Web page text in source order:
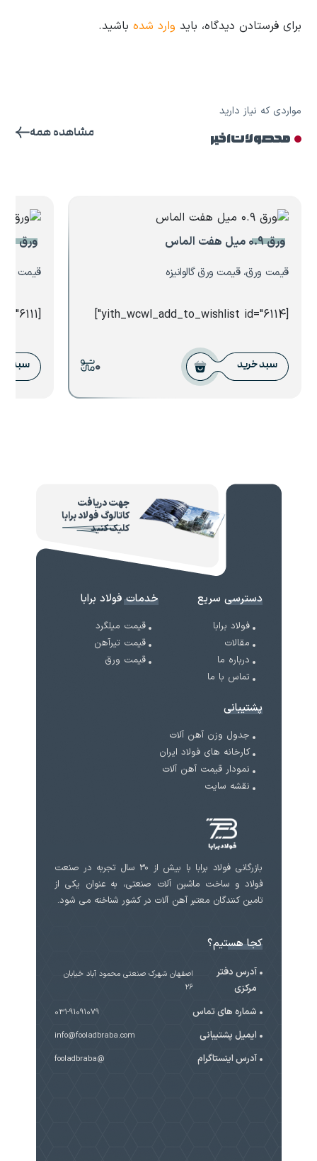
برای فرستادن دیدگاه، باید وارد شده باشید.
مواردی که نیاز دارید
محصولات اخیر مشاهده همه
ورق ۰.۹ میل هفت الماس
قیمت ورق، قیمت ورق گالوانیزه
[yith_wcwl_add_to_wishlist id="6114"]
سبد خرید 0
ورق
قیمت
[yith_wcwl_add_to_wishlist id="6111"]
سبد
جهت دریافت
کاتالوگ فولاد برابا
کلیک کنید
دسترسی سریع
فولاد برابا
مقالات
درباره ما
تماس با ما
خدمات فولاد برابا
قیمت میلگرد
قیمت تیرآهن
قیمت ورق
پشتیبانی
جدول وزن آهن آلات
کارخانه های فولاد ایران
نمودار قیمت آهن آلات
نقشه سایت
بازرگانی فولاد برابا با بیش از 30 سال تجربه در صنعت
فولاد و ساخت ماشین آلات صنعتی، به عنوان یکی از
تامین کنندگان معتبر آهن آلات در کشور شناخته می شود.
کجا هستیم؟
آدرس دفتر
مرکزی
اصفهان شهرک صنعتی محمود آباد خیابان
۲۶
شماره های تماس 031-91091079
ایمیل پشتیبانی info@fooladbraba.com
آدرس اینستاگرام @fooladbraba